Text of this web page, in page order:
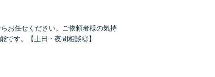
お任せください。ご依頼者様の気持
です。【土日・夜間相談◎】